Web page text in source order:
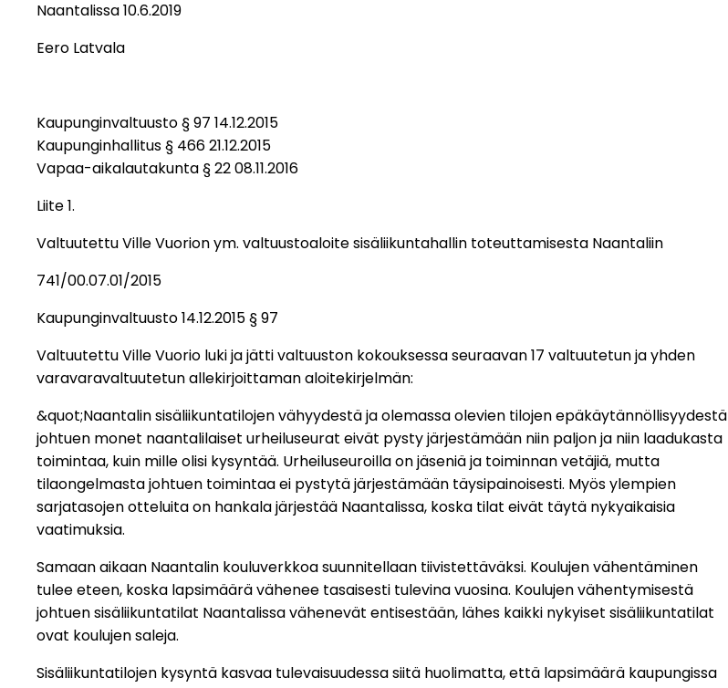
Naantalissa 10.6.2019
Eero Latvala
Kaupunginvaltuusto § 97 14.12.2015
Kaupunginhallitus § 466 21.12.2015
Vapaa-aikalautakunta § 22 08.11.2016
Liite 1.
Valtuutettu Ville Vuorion ym. valtuustoaloite sisäliikuntahallin toteuttamisesta Naantaliin
741/00.07.01/2015
Kaupunginvaltuusto 14.12.2015 § 97
Valtuutettu Ville Vuorio luki ja jätti valtuuston kokouksessa seuraavan 17 valtuutetun ja yhden
varavaravaltuutetun allekirjoittaman aloitekirjelmän:
&quot;Naantalin sisäliikuntatilojen vähyydestä ja olemassa olevien tilojen epäkäytännöllisyydestä
johtuen monet naantalilaiset urheiluseurat eivät pysty järjestämään niin paljon ja niin laadukasta
toimintaa, kuin mille olisi kysyntää. Urheiluseuroilla on jäseniä ja toiminnan vetäjiä, mutta
tilaongelmasta johtuen toimintaa ei pystytä järjestämään täysipainoisesti. Myös ylempien
sarjatasojen otteluita on hankala järjestää Naantalissa, koska tilat eivät täytä nykyaikaisia
vaatimuksia.
Samaan aikaan Naantalin kouluverkkoa suunnitellaan tiivistettäväksi. Koulujen vähentäminen
tulee eteen, koska lapsimäärä vähenee tasaisesti tulevina vuosina. Koulujen vähentymisestä
johtuen sisäliikuntatilat Naantalissa vähenevät entisestään, lähes kaikki nykyiset sisäliikuntatilat
ovat koulujen saleja.
Sisäliikuntatilojen kysyntä kasvaa tulevaisuudessa siitä huolimatta, että lapsimäärä kaupungissa